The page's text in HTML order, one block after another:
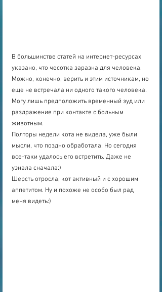
В большинстве статей на интернет-ресурсах
указано, что чесотка заразна для человека.
Можно, конечно, верить и этим источникам, но
еще не встречала ни одного такого человека.
Могу лишь предположить временный зуд или
раздражение при контакте с больным
животным.
Полторы недели кота не видела, уже были
мысли, что поздно обработала. Но сегодня
все-таки удалось его встретить. Даже не
узнала сначала:)
Шерсть отросла, кот активный и с хорошим
аппетитом. Ну и похоже не особо был рад
меня видеть:)